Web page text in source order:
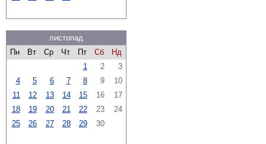
листопад
Пн
Вт Ср Чт Пт Сб
Нд
1
2
3
4
5 6 7 8 9
10
11
12 13 14 15 16
17
18
19 20 21 22 23
24
25
26 27 28 29 30